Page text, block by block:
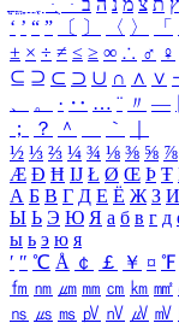
ִֶֹ ֻּ ׁׂ ץ ת צ מ נ ה ב
‘ ’ “ ” 〔 〕 〈 〉 「
± × ÷ ≠ ≤ ≥ ∞ ∴ ♂ ♀
⊆ ⊇ ⊂ ⊃ ∪ ∩ ∧ ∨
、
。 · ‥ … ¨ 〃 ―
；
？ ＾ ｀
½ ⅓ ⅔ ¼ ¾ ⅛ ⅜ ⅝ ⅞
Æ Ð Ħ Ĳ Ł Ø Œ Þ Ŧ
А Б В Г Д Е Ё Ж З И
Ы Ь Э Ю Я а б в г д
ы ь э ю я
′ ″ ℃ Å ￠ ￡ ￥ ¤ ℉
㎙ ㎚ ㎛ ㎜ ㎝ ㎞ ㎟
㎱ ㎲ ㎳ ㎴ ㎵ ㎶ ㎷